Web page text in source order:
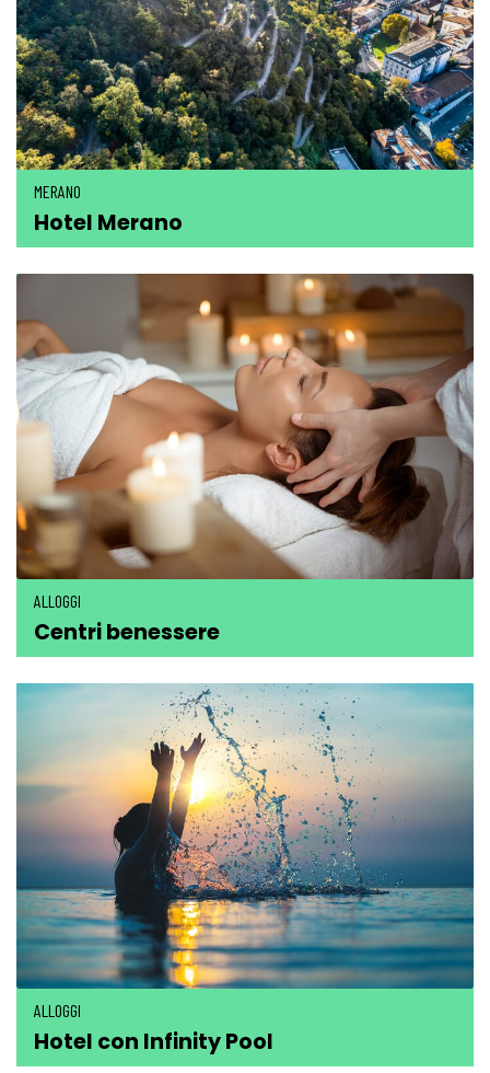
MERANO
Hotel Merano
ALLOGGI
Centri benessere
ALLOGGI
Hotel con Infinity Pool